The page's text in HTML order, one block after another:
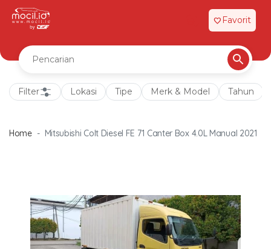
favorite Favorit
Filter Lokasi Tipe Merk & Model Tahun
Home Mitsubishi Colt Diesel FE 71 Canter Box 4.0L Manual 2021